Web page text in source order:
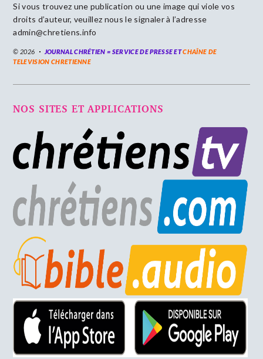
Si vous trouvez une publication ou une image qui viole vos
droits d’auteur, veuillez nous le signaler à l’adresse
admin@chretiens.info
© 2026 JOURNAL CHRÉTIEN = SERVICE DE PRESSE ETCHAÎNE DE
TELEVISION CHRETIENNE
NOS SITES ET APPLICATIONS